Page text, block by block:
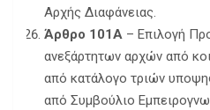
Αρχής Διαφάνειας.
Άρθρο 101A – Επιλογή
ανεξάρτητων αρχών από
από κατάλογο τριών
από Συμβούλιο